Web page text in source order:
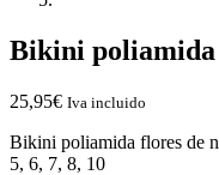
Bikini poliamida
25,95€ Iva incluido
Bikini poliamida flores de
5, 6, 7, 8, 10